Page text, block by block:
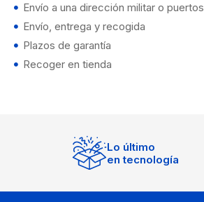
Envío a una dirección militar o puertos
Envío, entrega y recogida
Plazos de garantía
Recoger en tienda
Lo último
en tecnología